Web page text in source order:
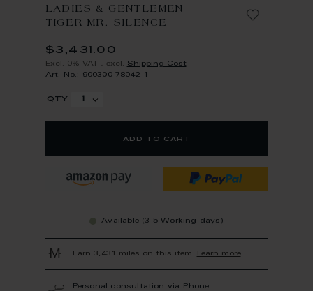
LADIES & GENTLEMEN
TIGER MR. SILENCE
$3,431.00
Excl. 0% VAT excl. Shipping Cost
Art.-No.: 900300-78042-1
qty
add to cart
Available (3-5 Working days)
Earn 3,431 miles on this item. Learn more
Personal consultation via Phone